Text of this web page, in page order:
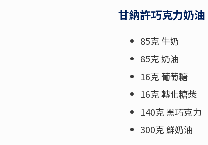
甘納許巧克力奶油
85克 牛奶
85克奶油
16克 葡萄糖
16克轉化糖漿
140克 黑巧克力
300克 鮮奶油